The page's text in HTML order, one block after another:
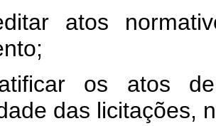
atos
os atos de
das licitações,